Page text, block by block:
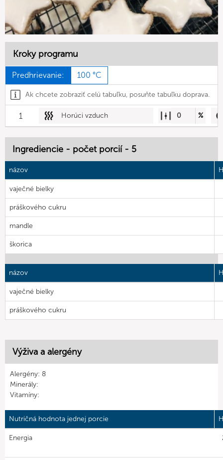
Kroky programu
Predhrievanie: 100 °C
Ak chcete zobraziť celú tabuľku, posuňte tabuľku doprava.
1 Horúci vzduch 0 %
Ingrediencie - počet porcií - 5
názov
vaječné bielky
práškového cukru
mandle
škorica
názov
vaječné bielky
práškového cukru
Výživa a alergény
Alergény: 8
Minerály:
Vitamíny:
Nutričná hodnota jednej porcie
Energia